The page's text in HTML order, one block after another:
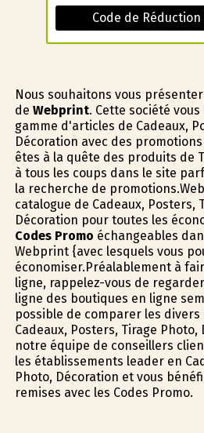
Code de
Nous souhaitons vous
de Webprint. Cette société
gamme d'articles de Cadeaux,
Décoration avec des
êtes à la quête des produits de
à tous les coups dans le site
la recherche de
catalogue de Cadeaux, Posters,
Décoration pour toutes les
Codes Promo échangeables
Webprint {avec lesquels vous
économiser.Préalablement à
ligne, rappelez-vous de
ligne des boutiques en ligne
possible de comparer les
Cadeaux, Posters, Tirage Photo,
notre équipe de conseillers
les établissements leader en
Photo, Décoration et vous
remises avec les Codes Promo.